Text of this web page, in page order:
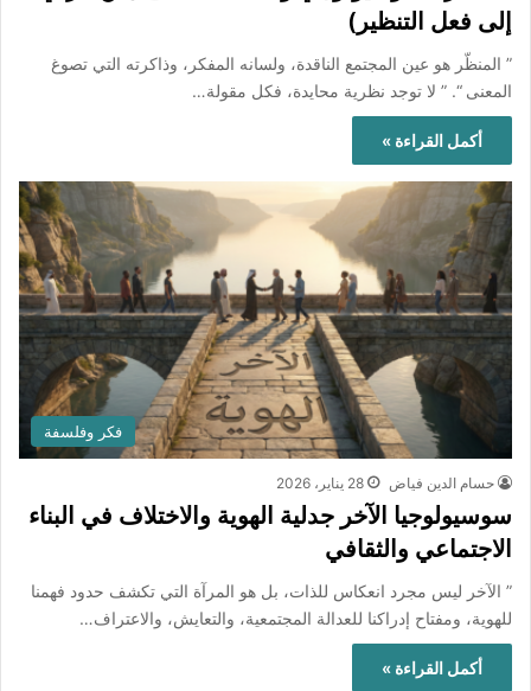
إلى فعل التنظير)
” المنظّر هو عين المجتمع الناقدة، ولسانه المفكر، وذاكرته التي تصوغ
المعنى “. ” لا توجد نظرية محايدة، فكل مقولة…
أكمل القراءة »
فكر وفلسفة
حسام الدين فياض 28 يناير، 2026
سوسيولوجيا الآخر جدلية الهوية والاختلاف في البناء
الاجتماعي والثقافي
” الآخر ليس مجرد انعكاس للذات، بل هو المرآة التي تكشف حدود فهمنا
للهوية، ومفتاح إدراكنا للعدالة المجتمعية، والتعايش، والاعتراف…
أكمل القراءة »